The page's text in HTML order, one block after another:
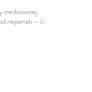
medonosnej.
nepamäti – či